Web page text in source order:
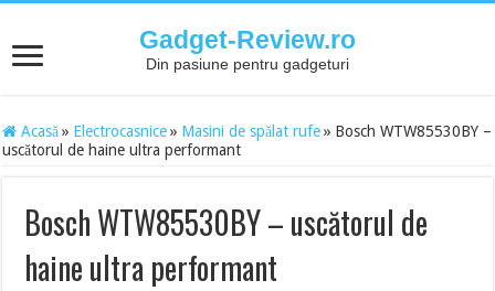
Gadget-Review.ro
Din pasiune pentru gadgeturi
Acasă » Electrocasnice » Masini de spălat rufe » Bosch WTW85530BY –
uscătorul de haine ultra performant
Bosch WTW85530BY – uscătorul de
haine ultra performant